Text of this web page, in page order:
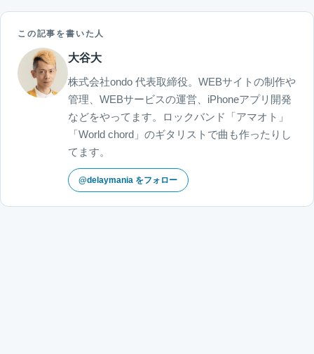
この記事を書いた人
大谷大
株式会社ondo 代表取締役。WEBサイトの制作や
管理、WEBサービスの運営、iPhoneアプリ開発
などをやってます。ロックバンド「アマオト」
「World chord」のギタリストで曲も作ったりし
てます。
@delaymania をフォロー